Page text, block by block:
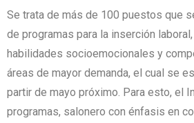
Se trata de más de 100 puestos que
de programas para la inserción
habilidades socioemocionales y
áreas de mayor demanda, el cual se
partir de mayo próximo. Para esto, el
programas, salonero con énfasis en